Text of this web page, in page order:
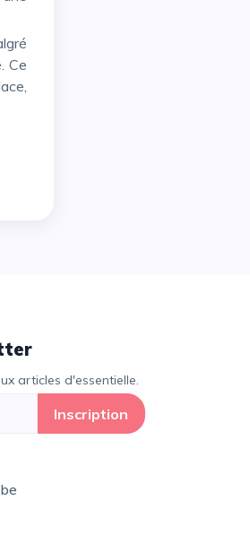
Ce
articles d'essentielle.
Inscription